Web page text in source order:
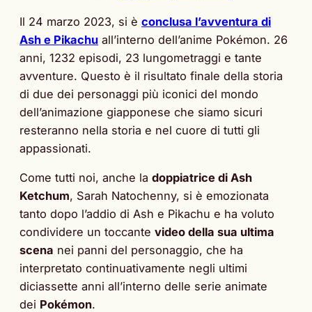
Il 24 marzo 2023, si è conclusa l’avventura di
Ash e Pikachu all’interno dell’anime Pokémon. 26
anni, 1232 episodi, 23 lungometraggi e tante
avventure. Questo è il risultato finale della storia
di due dei personaggi più iconici del mondo
dell’animazione giapponese che siamo sicuri
resteranno nella storia e nel cuore di tutti gli
appassionati.
Come tutti noi, anche la doppiatrice di Ash
Ketchum, Sarah Natochenny, si è emozionata
tanto dopo l’addio di Ash e Pikachu e ha voluto
condividere un toccante video della sua ultima
scena nei panni del personaggio, che ha
interpretato continuativamente negli ultimi
diciassette anni all’interno delle serie animate
dei Pokémon.